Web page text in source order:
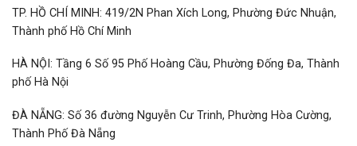
TP. HỒ CHÍ MINH: 419/2N Phan Xích Long, Phường Đức Nhuận,
Thành phố Hồ Chí Minh
HÀ NỘI: Tầng 6 Số 95 Phố Hoàng Cầu, Phường Đống Đa, Thành
phố Hà Nội
ĐÀ NẴNG: Số 36 đường Nguyễn Cư Trinh, Phường Hòa Cường,
Thành Phố Đà Nẵng